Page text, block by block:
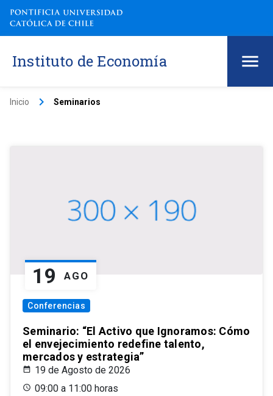
Instituto de Economía
Inicio keyboard_arrow_right Seminarios
19 AGO
Conferencias
Seminario: “El Activo que Ignoramos: Cómo
el envejecimiento redefine talento,
mercados y estrategia”
19 de Agosto de 2026
09:00 a 11:00 horas